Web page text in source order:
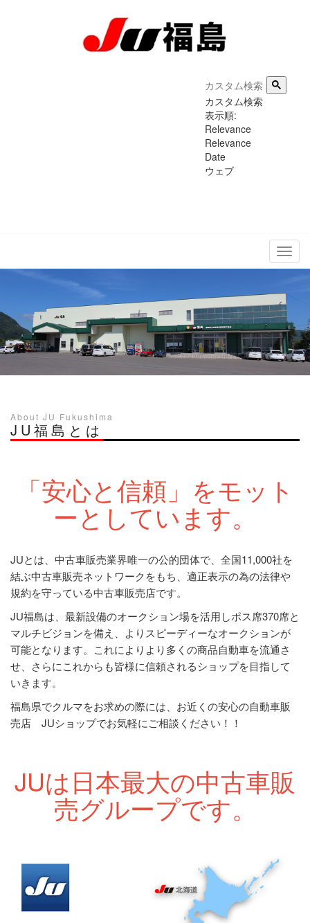
カスタム検索
表示順:
Relevance
Relevance
Date
ウェブ
メ
ニ
ー
About JU Fukushima
JU福島とは
「安心と信頼」をモット
ーとしています。
JUとは、中古車販売業界唯一の公的団体で、全国11,000社を
結ぶ中古車販売ネットワークをもち、適正表示の為の法律や
規約を守っている中古車販売店です。
JU福島は、最新設備のオークション場を活用しポス席370席と
マルチビジョンを備え、よりスピーディーなオークションが
可能となります。これによりより多くの商品自動車を流通さ
せ、さらにこれからも皆様に信頼されるショップを目指して
いきます。
福島県でクルマをお求めの際には、お近くの安心の自動車販
売店 JUショップでお気軽にご相談ください！！
JUは日本最大の中古車販
売グループです。